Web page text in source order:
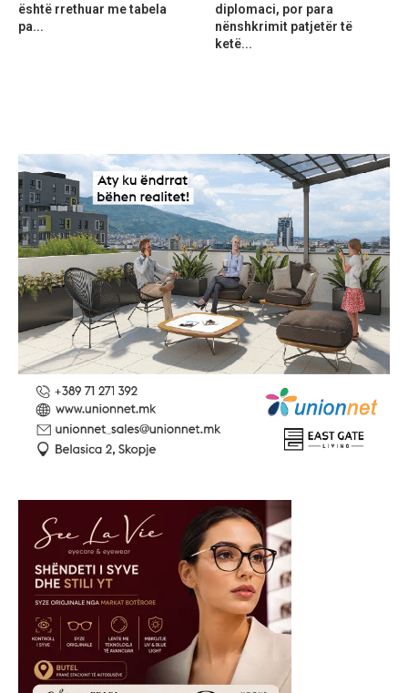
është rrethuar me tabela
pa...
diplomaci, por para
nënshkrimit patjetër të
ketë...